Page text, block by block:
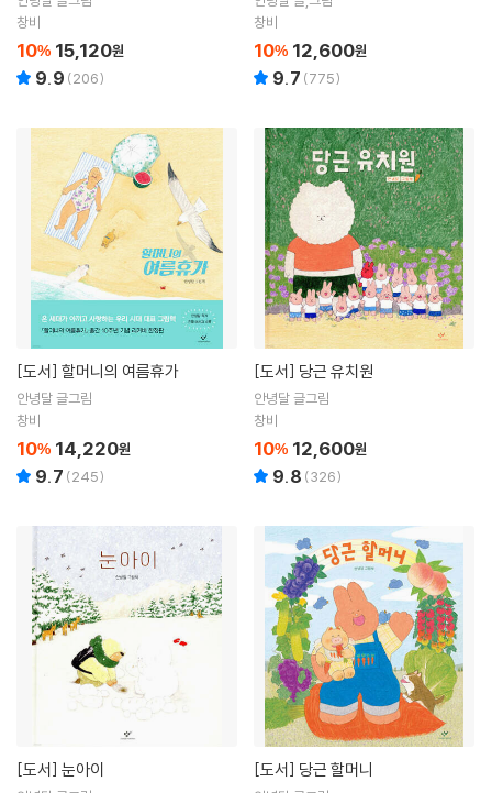
창비
10% 15,120원
9.9 (206)
창비
10% 12,600원
9.7 (775)
[도서] 할머니의 여름휴가
안녕달 글그림
창비
10% 14,220원
9.7 (245)
[도서] 당근 유치원
안녕달 글그림
창비
10% 12,600원
9.8 (326)
[도서] 눈아이 [도서] 당근 할머니